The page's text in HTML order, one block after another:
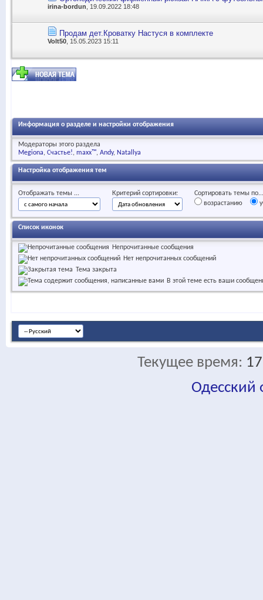
irina-bordun , 19.09.2022 18:48
Продам дет.Кроватку Настуся в комплекте
Volt50 , 15.05.2023 15:11
Информация о разделе и настройки отображения
Модераторы этого раздела
Megiona Счастье! maxx™ Andy Natallya
Настройка отображения тем
Отображать темы ... Критерий сортировки:
Сортировать темы по...
возрастанию
Список иконок
Непрочитанные сообщения
Нет непрочитанных сообщений
Тема закрыта
В этой теме есть ваши
Текущее время:
Одесский